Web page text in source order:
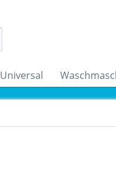
Universal